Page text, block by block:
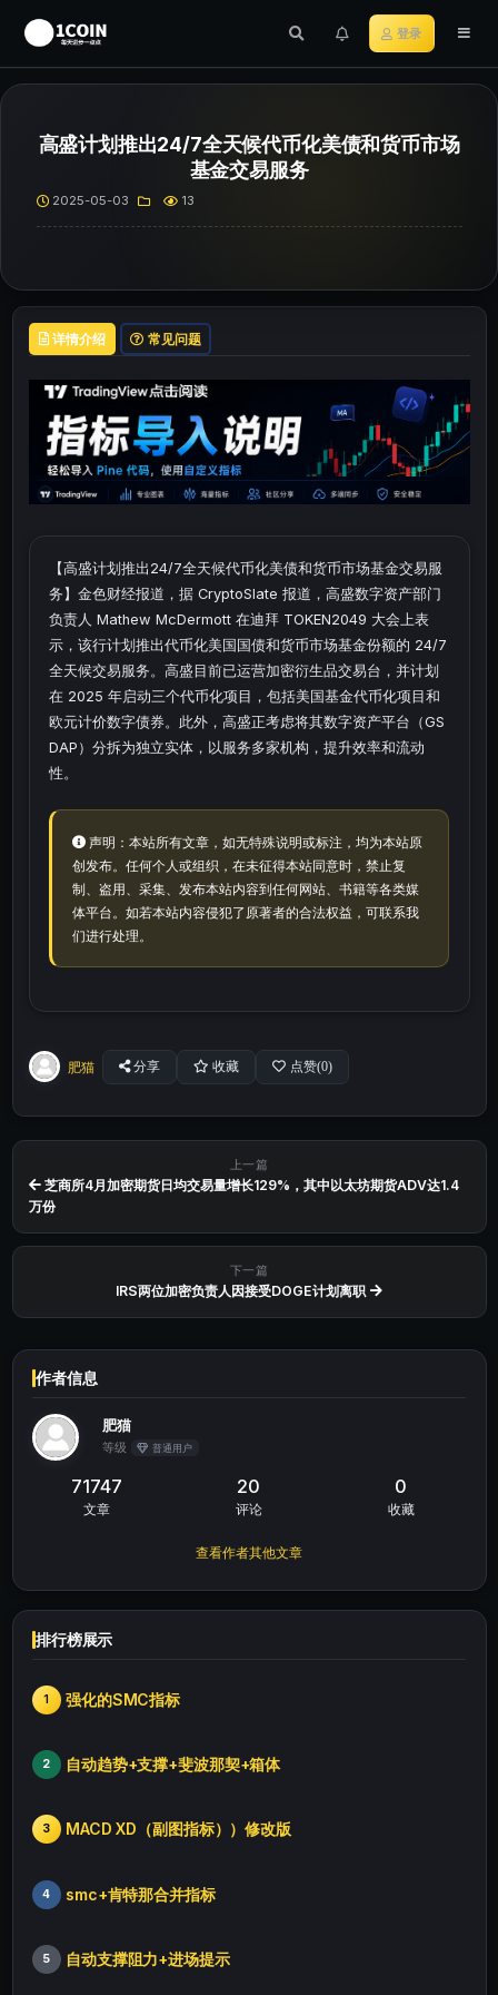
登录
高盛计划推出24/7全天候代币化美债和货币市场
基金交易服务
2025-05-03 13
详情介绍 常见问题
【高盛计划推出24/7全天候代币化美债和货币市场基金交易服
务】金色财经报道，据 CryptoSlate 报道，高盛数字资产部门
负责人 Mathew McDermott 在迪拜 TOKEN2049 大会上表
示，该行计划推出代币化美国国债和货币市场基金份额的 24/7
全天候交易服务。高盛目前已运营加密衍生品交易台，并计划
在 2025 年启动三个代币化项目，包括美国基金代币化项目和
欧元计价数字债券。此外，高盛正考虑将其数字资产平台（GS
DAP）分拆为独立实体，以服务多家机构，提升效率和流动
性。
声明：本站所有文章，如无特殊说明或标注，均为本站原
创发布。任何个人或组织，在未征得本站同意时，禁止复
制、盗用、采集、发布本站内容到任何网站、书籍等各类媒
体平台。如若本站内容侵犯了原著者的合法权益，可联系我
们进行处理。
肥猫 分享 收藏 点赞(0)
上一篇
芝商所4月加密期货日均交易量增长129%，其中以太坊期货ADV达1.4
万份
下一篇
IRS两位加密负责人因接受DOGE计划离职
作者信息
肥猫
等级 普通用户
71747
文章
20
评论
0
收藏
查看作者其他文章
排行榜展示
1 强化的SMC指标
2 自动趋势+支撑+斐波那契+箱体
3 MACD XD（副图指标））修改版
4 smc+肯特那合并指标
5 自动支撑阻力+进场提示